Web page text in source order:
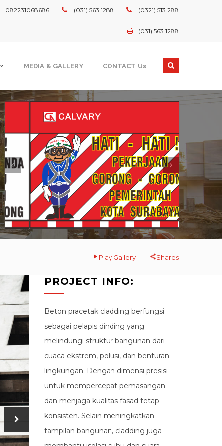
082231068686 (031) 563 1288 (0321) 513 288
(031) 563 1288
GOVERNMENT
MEDIA & GALLERY CONTACT Us
Play Gallery Shares
PROJECT INFO:
Beton pracetak cladding berfungsi
sebagai pelapis dinding yang
melindungi struktur bangunan dari
cuaca ekstrem, polusi, dan benturan
lingkungan. Dengan dimensi presisi
untuk mempercepat pemasangan
dan menjaga kualitas fasad tetap
konsisten. Selain meningkatkan
tampilan bangunan, cladding juga